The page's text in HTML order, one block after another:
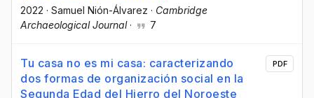
2022 · Samuel Nión-Álvarez · Cambridge
Archaeological Journal· 7
Tu casa no es mi casa: caracterizando
dos formas de organización social en la
Segunda Edad del Hierro del Noroeste
PDF